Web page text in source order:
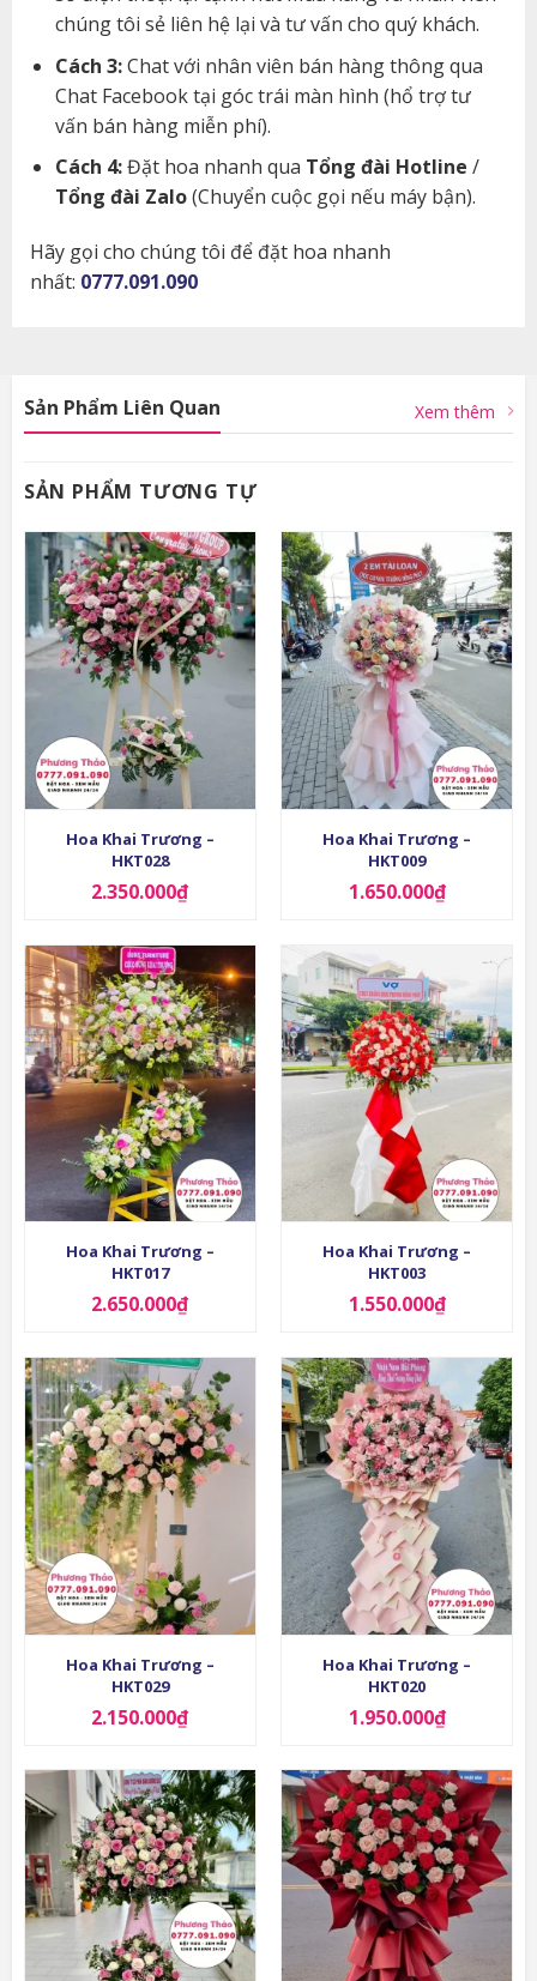
chúng tôi sẻ liên hệ lại và tư vấn cho quý khách.
Cách 3:Chat với nhân viên bán hàng thông qua
Chat Facebook tại góc trái màn hình (hổ trợ tư
vấn bán hàng miễn phí).
Cách 4:Đặt hoa nhanh qua Tổng đài Hotline /
Tổng đài Zalo(Chuyển cuộc gọi nếu máy bận).
Hãy gọi cho chúng tôi để đặt hoa nhanh
nhất: 0777.091.090
Sản Phẩm Liên Quan Xem thêm
SẢN PHẨM TƯƠNG TỰ
Hoa Khai Trương –
HKT028
2.350.000₫
Hoa Khai Trương –
HKT009
1.650.000₫
Hoa Khai Trương –
HKT017
2.650.000₫
Hoa Khai Trương –
HKT003
1.550.000₫
Hoa Khai Trương –
HKT029
2.150.000₫
Hoa Khai Trương –
HKT020
1.950.000₫